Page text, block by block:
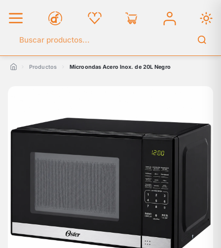
Buscar en el catálogo
Productos Microondas Acero Inox. de 20L Negro